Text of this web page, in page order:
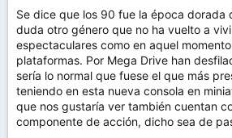
Se dice que los 90 fue la época dorada
duda otro género que no ha vuelto a
espectaculares como en aquel
plataformas. Por Mega Drive han
sería lo normal que fuese el que más
teniendo en esta nueva consola en
que nos gustaría ver también cuentan
componente de acción, dicho sea de